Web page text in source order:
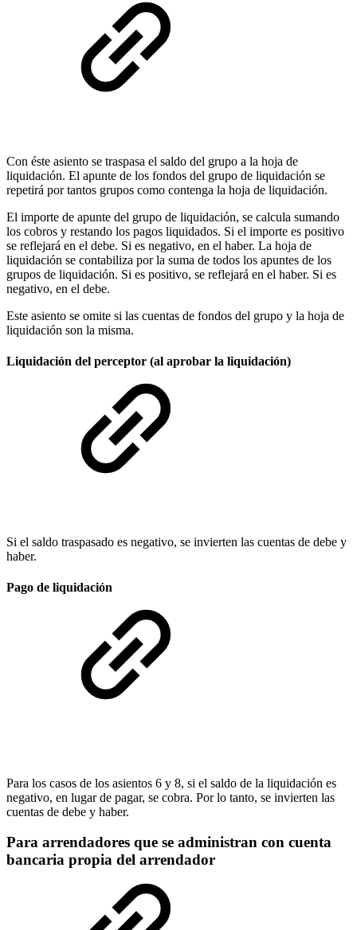
Con éste asiento se traspasa el saldo del grupo a la hoja de
liquidación. El apunte de los fondos del grupo de liquidación se
repetirá por tantos grupos como contenga la hoja de liquidación.
El importe de apunte del grupo de liquidación, se calcula sumando
los cobros y restando los pagos liquidados. Si el importe es positivo
se reflejará en el debe. Si es negativo, en el haber. La hoja de
liquidación se contabiliza por la suma de todos los apuntes de los
grupos de liquidación. Si es positivo, se reflejará en el haber. Si es
negativo, en el debe.
Este asiento se omite si las cuentas de fondos del grupo y la hoja de
liquidación son la misma.
Liquidación del perceptor (al aprobar la liquidación)
Si el saldo traspasado es negativo, se invierten las cuentas de debe y
haber.
Pago de liquidación
Para los casos de los asientos 6 y 8, si el saldo de la liquidación es
negativo, en lugar de pagar, se cobra. Por lo tanto, se invierten las
cuentas de debe y haber.
Para arrendadores que se administran con cuenta
bancaria propia del arrendador